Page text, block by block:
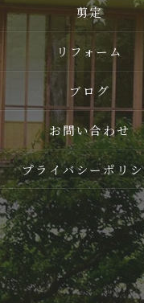
剪定
リフォーム
ブログ
お問い合わせ
プライバシーポリ